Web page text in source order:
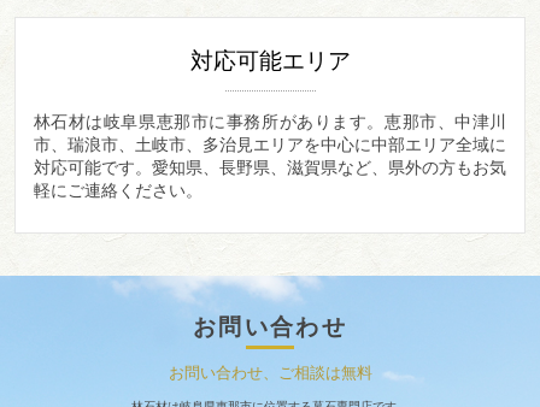
対応可能エリア
林石材は岐阜県恵那市に事務所があります。 恵那市、中津川
市、瑞浪市、土岐市、多治見エリアを中心に中部エリア全域に
対応可能です。愛知県、長野県、滋賀県など、県外の方もお気
軽にご連絡ください。
お問い合わせ
お問い合わせ、ご相談は無料